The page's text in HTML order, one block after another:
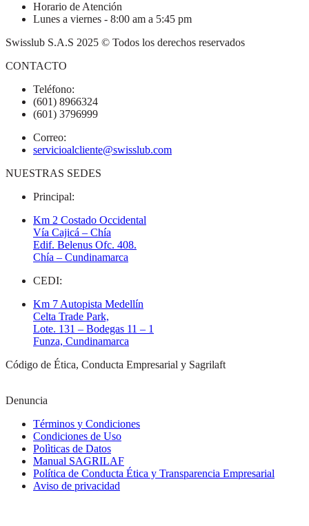
Horario de Atención
Lunes a viernes - 8:00 am a 5:45 pm
Swisslub S.A.S 2025 © Todos los derechos reservados
CONTACTO
Teléfono:
(601) 8966324
(601) 3796999
Correo:
servicioalcliente@swisslub.com
NUESTRAS SEDES
Principal:
Km 2 Costado Occidental
Vía Cajicá – Chía
Edif. Belenus Ofc. 408.
Chía – Cundinamarca
CEDI:
Km 7 Autopista Medellín
Celta Trade Park,
Lote. 131 – Bodegas 11 – 1
Funza, Cundinamarca
Código de Ética, Conducta Empresarial y Sagrilaft
Denuncia
Términos y Condiciones
Condiciones de Uso
Polìticas de Datos
Manual SAGRILAF
Política de Conducta Ética y Transparencia Empresarial
Aviso de privacidad